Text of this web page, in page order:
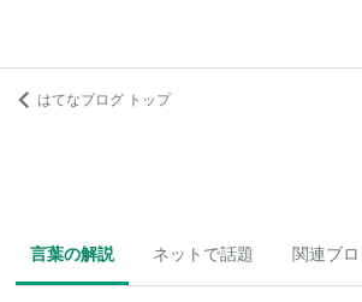
はてなブログ トップ
言葉の解説 ネットで話題 関連ブ